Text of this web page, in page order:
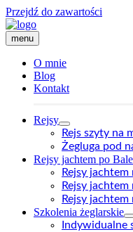
Przejdź do zawartości
menu
O mnie
Blog
Kontakt
Rejsy
Rejs szyty na
Żegluga pod
Rejsy jachtem po
Rejsy
Rejsy
Rejsy jachtem
Szkolenia żeglarskie
Indywidualne